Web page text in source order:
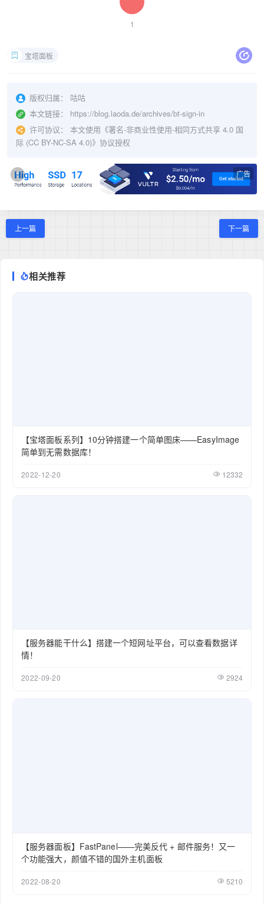
1
宝塔面板
版权归属：
咕咕
本文链接：
https://blog.laoda.de/archives/bt-sign-in
许可协议：
本文使用《署名-非商业性使用-相同方式共享 4.0 国
际 (CC BY-NC-SA 4.0)》协议授权
× 广告
上一篇 下一篇
相关推荐
【宝塔面板系列】10分钟搭建一个简单图床——EasyImage
简单到无需数据库！
2022-12-20 12332
【服务器能干什么】搭建一个短网址平台，可以查看数据详
情！
2022-09-20 2924
【服务器面板】FastPanel——完美反代 + 邮件服务！又一
个功能强大，颜值不错的国外主机面板
2022-08-20 5210